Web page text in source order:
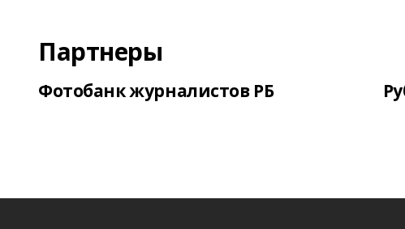
Партнеры
Фотобанк журналистов РБ